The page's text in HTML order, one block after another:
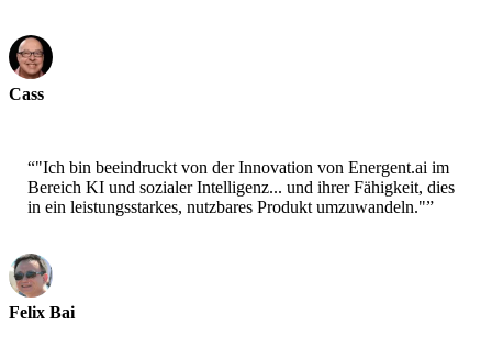
Cass
“"Ich bin beeindruckt von der Innovation von Energent.ai im
Bereich KI und sozialer Intelligenz... und ihrer Fähigkeit, dies
in ein leistungsstarkes, nutzbares Produkt umzuwandeln."”
Felix Bai